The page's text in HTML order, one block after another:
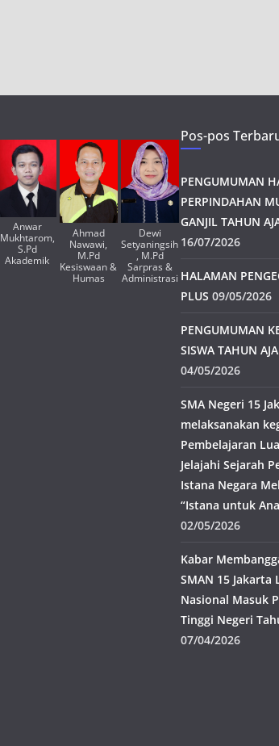
Anwar
Mukhtarom,
S.Pd
Akademik
Ahmad
Nawawi,
M.Pd
Kesiswaan &
Humas
Dewi
Setyaningsih
, M.Pd
Sarpras &
Administrasi
Pos-pos
PENGUMUMAN
PERPINDAHAN
GANJIL TAHUN
16/07/2026
HALAMAN
PLUS 09/05/2026
PENGUMUMAN
SISWA TAHUN
04/05/2026
SMA Negeri 15
melaksanakan
Pembelajaran
Jelajahi Sejarah
Istana Negara
“Istana untuk
02/05/2026
Kabar
SMAN 15 Jakarta
Nasional Masuk
Tinggi Negeri
07/04/2026